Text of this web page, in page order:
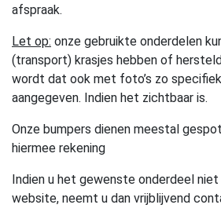
afspraak.
Let op: onze gebruikte onderdelen
(transport) krasjes hebben of
wordt dat ook met foto’s zo
aangegeven. Indien het zichtbaar is.
Onze bumpers dienen meestal
hiermee rekening
Indien u het gewenste onderdeel
website, neemt u dan vrijblijvend